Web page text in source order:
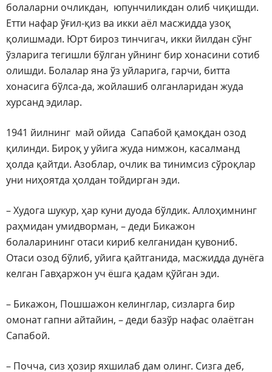
болаларни очликдан, юпунчиликдан олиб чиқишди.
Етти нафар ўғил-қиз ва икки аёл масжидда узоқ
қолишмади. Юрт бироз тинчигач, икки йилдан сўнг
ўзларига тегишли бўлган уйнинг бир хонасини сотиб
олишди. Болалар яна ўз уйларига, гарчи, битта
хонасига бўлса-да, жойлашиб олганларидан жуда
хурсанд эдилар.
1941 йилнинг май ойида Сапабой қамоқдан озод
қилинди. Бироқ у уйига жуда нимжон, касалманд
ҳолда қайтди. Азоблар, очлик ва тинимсиз сўроқлар
уни ниҳоятда ҳолдан тойдирган эди.
– Худога шукур, ҳар куни дуода бўлдик. Аллоҳимнинг
раҳмидан умидворман, – деди Бикажон
болаларининг отаси кириб келганидан қувониб.
Отаси озод бўлиб, уйига қайтганида, масжидда дунёга
келган Гавҳаржон уч ёшга қадам қўйган эди.
– Бикажон, Пошшажон келинглар, сизларга бир
омонат гапни айтайин, – деди базўр нафас олаётган
Сапабой.
– Почча, сиз ҳозир яхшилаб дам олинг. Сизга деб,